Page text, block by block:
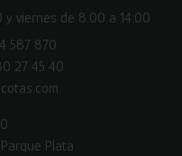
y viernes de 8:00 a 14:00
587 870
27 45 40
Plata